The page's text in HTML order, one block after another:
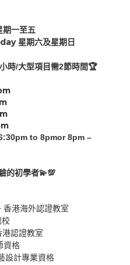
期一至五
星期六及星期日
小時/大型項目需2節時間 🏆
to 8pmor 8pm –
的初學者💫💯
香港海外認證教室
校
港認證教室
資格
設計專業資格